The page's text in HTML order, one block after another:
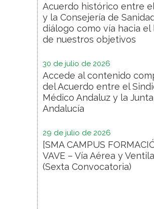
Acuerdo histórico entre
y la Consejería de
diálogo como vía hacia el
de nuestros objetivos
30 de julio de 2026
Accede al contenido
del Acuerdo entre el
Médico Andaluz y la
Andalucía
29 de julio de 2026
[SMA CAMPUS
VAVE – Vía Aérea y
(Sexta Convocatoria)